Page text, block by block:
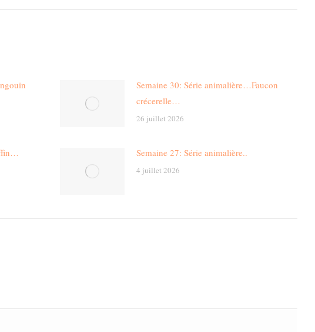
Semaine 30: Série animalière…Faucon
crécerelle…
26 juillet 2026
Semaine 27: Série animalière..
4 juillet 2026